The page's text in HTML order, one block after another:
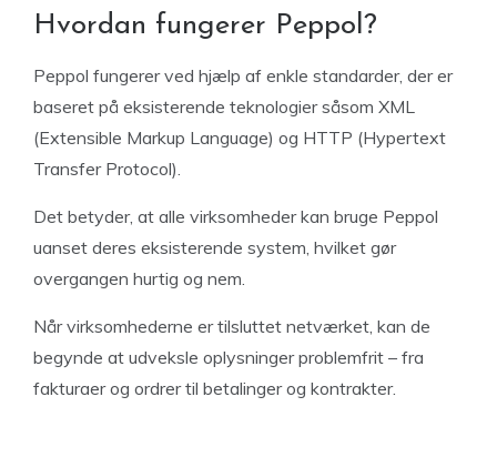
Hvordan fungerer Peppol?
Peppol fungerer ved hjælp af enkle standarder, der er
baseret på eksisterende teknologier såsom XML
(Extensible Markup Language) og HTTP (Hypertext
Transfer Protocol).
Det betyder, at alle virksomheder kan bruge Peppol
uanset deres eksisterende system, hvilket gør
overgangen hurtig og nem.
Når virksomhederne er tilsluttet netværket, kan de
begynde at udveksle oplysninger problemfrit – fra
fakturaer og ordrer til betalinger og kontrakter.